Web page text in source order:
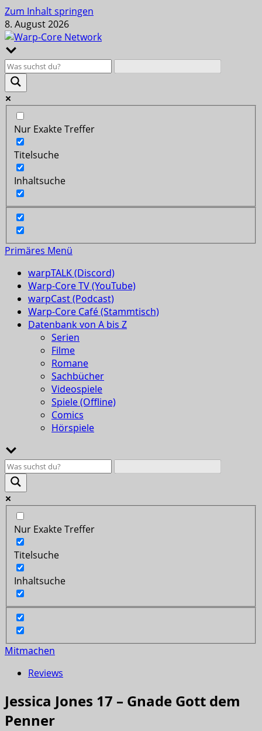
Zum Inhalt springen
8. August 2026
Nur Exakte Treffer
Titelsuche
Inhaltsuche
Primäres Menü
warpTALK (Discord)
Warp-Core TV (YouTube)
warpCast (Podcast)
Warp-Core Café (Stammtisch)
Datenbank von A bis Z
Serien
Filme
Romane
Sachbücher
Videospiele
Spiele (Offline)
Comics
Hörspiele
Nur Exakte Treffer
Titelsuche
Inhaltsuche
Mitmachen
Reviews
Jessica Jones 17 – Gnade Gott dem
Penner